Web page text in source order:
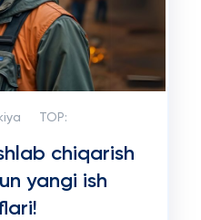
TOP:
chiqarish
yangi ish